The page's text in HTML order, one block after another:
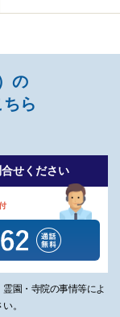
の
ら
せください
園・寺院の事情等によ
。